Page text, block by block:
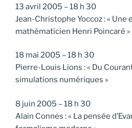
13 avril 2005 – 18 h 30
Jean-Christophe Yoccoz : « Une
mathématicien Henri Poincaré »
18 mai 2005 – 18 h 30
Pierre-Louis Lions : « Du
simulations numériques »
8 juin 2005 – 18 h 30
Alain Connes : « La pensée